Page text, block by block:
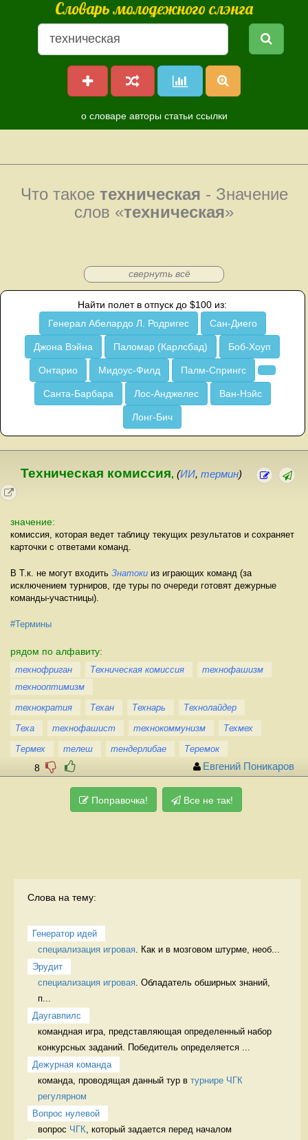
Словарь молодежного слэнга
о словаре авторы статьи ссылки
Что такое техническая - Значение
слов «техническая»
свернуть всё
Найти полет в отпуск до $100 из:
Генерал Абелардо Л. Родригес
Сан-Диего
Джона Вэйна Паломар (Карлсбад) Боб-Хоуп
Онтарио Мидоус-Филд Палм-Спрингс
Санта-Барбара Лос-Анджелес Ван-Нэйс
Лонг-Бич
Техническая комиссия, (ИИ, термин)
значение:
комиссия, которая ведет таблицу текущих результатов и сохраняет
карточки с ответами команд.
В Т.к. не могут входить Знатоки из играющих команд (за
исключением турниров, где туры по очереди готовят дежурные
команды-участницы).
#Термины
рядом по алфавиту:
технофриган Техническая комиссия
технофашизм
технооптимизм
технократия
Техан Технарь
Технолайдер
Теха
технофашист технокоммунизм
Техмех
Термех
телеш тендерлибае Теремок
8 Евгений Поникаров
Поправочка! Все не так!
Слова на тему:
Генератор идей
cпециализация игровая . Как и в мозговом штурме, необ...
Эрудит
cпециализация игровая . Обладатель обширных знаний,
п...
Даугавпилс
командная игра, представляющая определенный набор
конкурсных заданий. Победитель определяется ...
Дежурная команда
команда, проводящая данный тур в турнире ЧГК
регулярном
Вопрос нулевой
вопрос ЧГК , который задается перед началом